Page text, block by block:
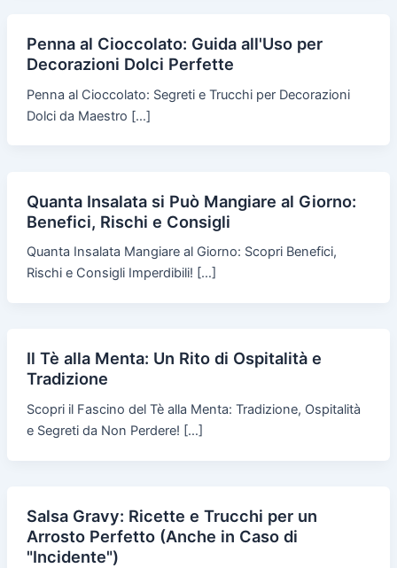
Penna al Cioccolato: Guida all'Uso per
Decorazioni Dolci Perfette
Penna al Cioccolato: Segreti e Trucchi per Decorazioni
Dolci da Maestro […]
Quanta Insalata si Può Mangiare al Giorno:
Benefici, Rischi e Consigli
Quanta Insalata Mangiare al Giorno: Scopri Benefici,
Rischi e Consigli Imperdibili! […]
Il Tè alla Menta: Un Rito di Ospitalità e
Tradizione
Scopri il Fascino del Tè alla Menta: Tradizione, Ospitalità
e Segreti da Non Perdere! […]
Salsa Gravy: Ricette e Trucchi per un
Arrosto Perfetto (Anche in Caso di
"Incidente")